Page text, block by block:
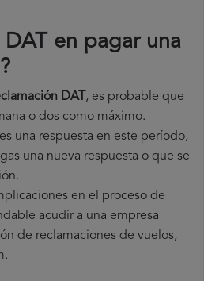
en pagar una
DAT , es probable que
o dos como máximo.
una respuesta en este período,
una nueva respuesta o que se
en el proceso de
acudir a una empresa
de reclamaciones de vuelos,